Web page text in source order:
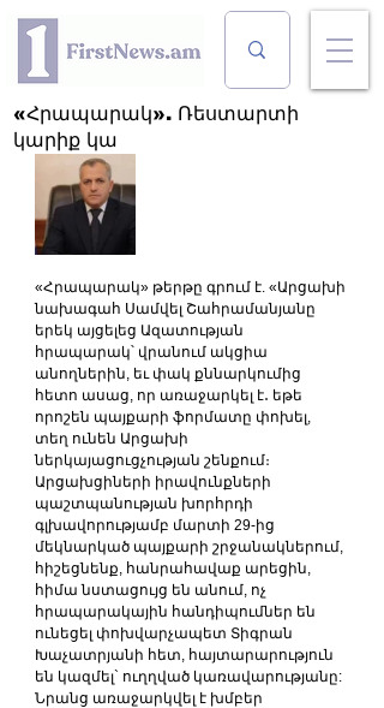
«Հրապարակ». Ռեստարտի
կարիք կա
«Հրապարակ» թերթը գրում է. «Արցախի
նախագահ Սամվել Շահրամանյանը
երեկ այցելեց Ազատության
հրապարակ՝ վրանում ակցիա
անողներին, եւ փակ քննարկումից
հետո ասաց, որ առաջարկել է․ եթե
որոշեն պայքարի ֆորմատը փոխել,
տեղ ունեն Արցախի
ներկայացուցչության շենքում։
Արցախցիների իրավունքների
պաշտպանության խորհրդի
գլխավորությամբ մարտի 29-ից
մեկնարկած պայքարի շրջանակներում,
հիշեցնենք, հանրահավաք արեցին,
հիմա նստացույց են անում, ոչ
հրապարակային հանդիպումներ են
ունեցել փոխվարչապետ Տիգրան
Խաչատրյանի հետ, հայտարարություն
են կազմել` ուղղված կառավարությանը:
Նրանց առաջարկվել է խմբեր